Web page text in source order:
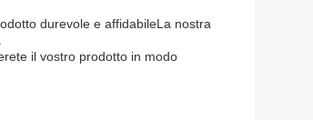
durevole e affidabileLa nostra
il vostro prodotto in modo